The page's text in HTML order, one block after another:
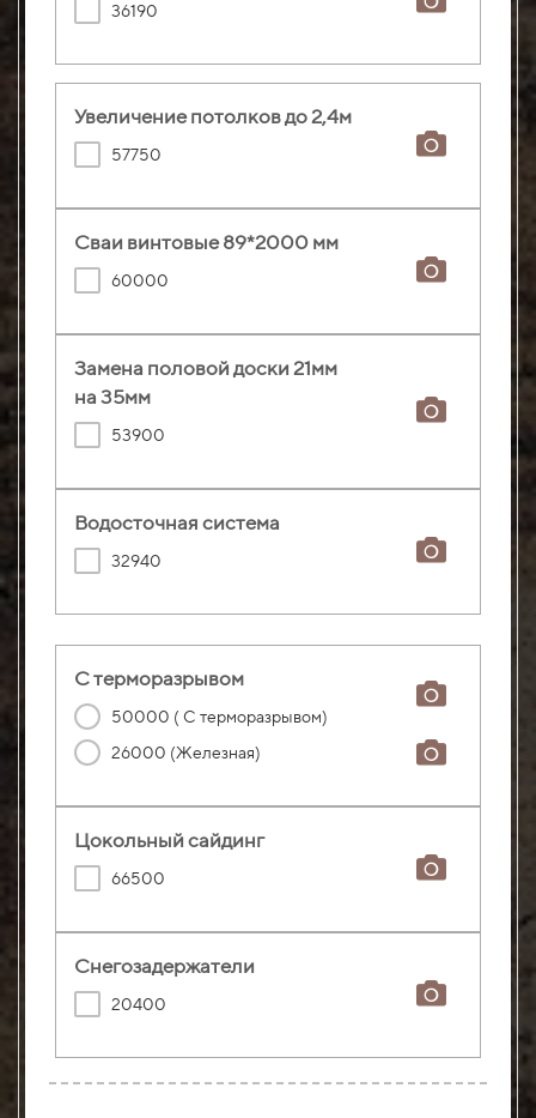
36190
Увеличение потолков до 2,4м
57750
Сваи винтовые 89*2000 мм
60000
Замена половой доски 21мм
на 35мм
53900
Водосточная система
32940
С терморазрывом
50000 ( С терморазрывом)
26000 (Железная)
Цокольный сайдинг
66500
Снегозадержатели
20400